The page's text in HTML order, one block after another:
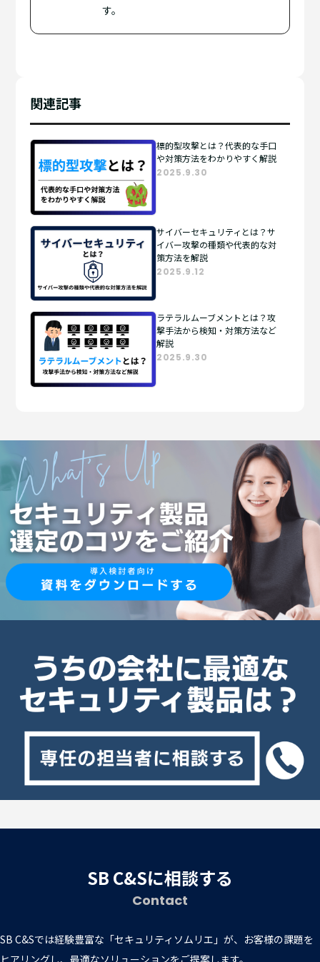
す。
関連記事
標的型攻撃とは？代表的な手口
や対策方法をわかりやすく解説
2025.9.30
サイバーセキュリティとは？サ
イバー攻撃の種類や代表的な対
策方法を解説
2025.9.12
ラテラルムーブメントとは？攻
撃手法から検知・対策方法など
解説
2025.9.30
SB C&Sに相談する
Contact
SB C&Sでは経験豊富な「セキュリティソムリエ」が、お客様の課題を
ヒアリングし、最適なソリューションをご提案します。